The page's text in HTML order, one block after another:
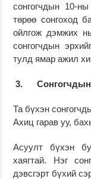
сонгогчдын 10-
төрөө сонгоход
ойлгож дэмжих
сонгогчдын
тулд ямар ажил
3.
Та бүхэн
Ахиц гарав уу,
Асуулт бүхэн
хаягтай. Нэг
дэвсгэрт бүхий